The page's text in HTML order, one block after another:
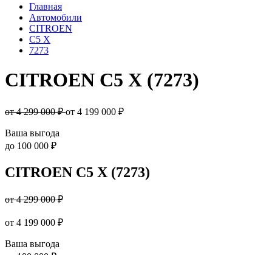
Главная
Автомобили
CITROEN
C5 X
7273
CITROEN C5 X (7273)
от 4 299 000 ₽от 4 199 000 ₽
Ваша выгода
до 100 000 ₽
CITROEN C5 X (7273)
от 4 299 000 ₽
от 4 199 000 ₽
Ваша выгода